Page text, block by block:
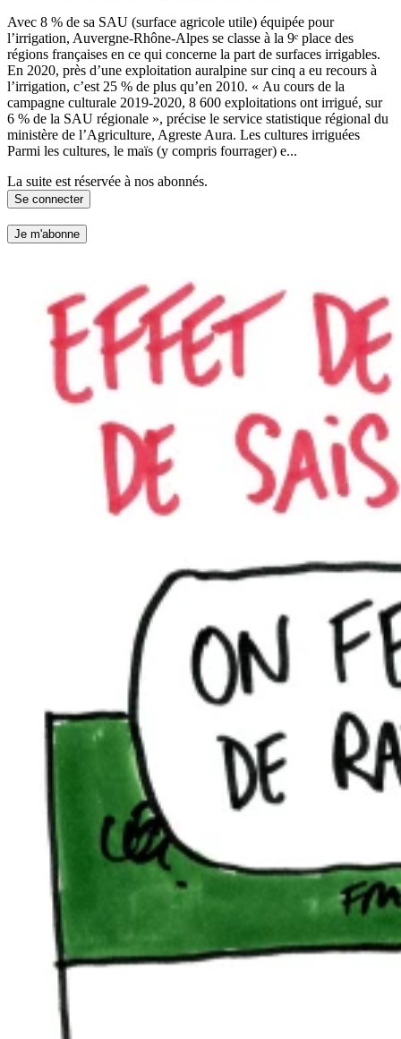
Avec 8 % de sa SAU (surface agricole utile) équipée pour
l’irrigation, Auvergne-Rhône-Alpes se classe à la 9ᵉ place des
régions françaises en ce qui concerne la part de surfaces irrigables.
En 2020, près d’une exploitation auralpine sur cinq a eu recours à
l’irrigation, c’est 25 % de plus qu’en 2010. « Au cours de la
campagne culturale 2019-2020, 8 600 exploitations ont irrigué, sur
6 % de la SAU régionale », précise le service statistique régional du
ministère de l’Agriculture, Agreste Aura. Les cultures irriguées
Parmi les cultures, le maïs (y compris fourrager) e...
La suite est réservée à nos abonnés.
Se connecter
Je m'abonne